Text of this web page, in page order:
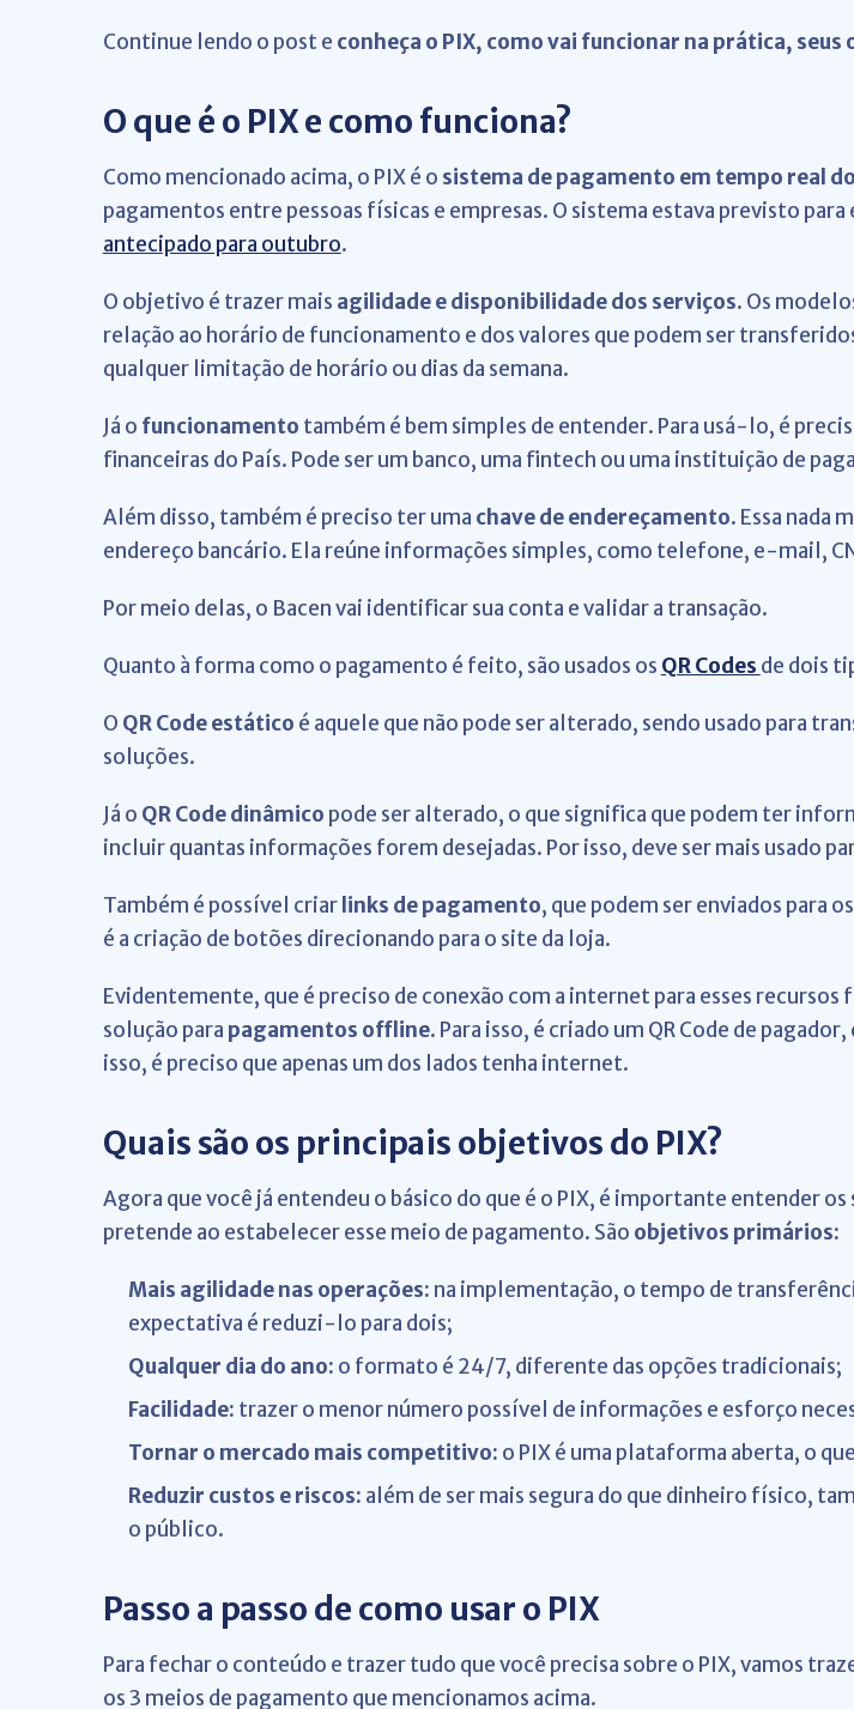
Continue lendo o post e conheça o PIX, como vai funcionar na prática,
O que é o PIX e como funciona?
Como mencionado acima, o PIX é o sistema de pagamento em tempo real
pagamentos entre pessoas físicas e empresas. O sistema estava previsto
antecipado para outubro.
O objetivo é trazer mais agilidade e disponibilidade dos serviços. Os
relação ao horário de funcionamento e dos valores que podem ser
qualquer limitação de horário ou dias da semana.
Já o funcionamento também é bem simples de entender. Para usá-lo, é
financeiras do País. Pode ser um banco, uma fintech ou uma instituição de
Além disso, também é preciso ter uma chave de endereçamento. Essa nada
endereço bancário. Ela reúne informações simples, como telefone, e-mail,
Por meio delas, o Bacen vai identificar sua conta e validar a transação.
Quanto à forma como o pagamento é feito, são usados os QR Codes de dois
O QR Code estático é aquele que não pode ser alterado, sendo usado para
soluções.
Já o QR Code dinâmico pode ser alterado, o que significa que podem ter
incluir quantas informações forem desejadas. Por isso, deve ser mais usado
Também é possível criar links de pagamento, que podem ser enviados para
é a criação de botões direcionando para o site da loja.
Evidentemente, que é preciso de conexão com a internet para esses
solução para pagamentos offline. Para isso, é criado um QR Code de
isso, é preciso que apenas um dos lados tenha internet.
Quais são os principais objetivos do PIX?
Agora que você já entendeu o básico do que é o PIX, é importante entender os
pretende ao estabelecer esse meio de pagamento. São objetivos primários:
Mais agilidade nas operações: na implementação, o tempo de
expectativa é reduzi-lo para dois;
Qualquer dia do ano: o formato é 24/7, diferente das opções tradicionais;
Facilidade: trazer o menor número possível de informações e esforço
Tornar o mercado mais competitivo: o PIX é uma plataforma aberta, o
Reduzir custos e riscos: além de ser mais segura do que dinheiro físico,
o público.
Passo a passo de como usar o PIX
Para fechar o conteúdo e trazer tudo que você precisa sobre o PIX, vamos
os 3 meios de pagamento que mencionamos acima.